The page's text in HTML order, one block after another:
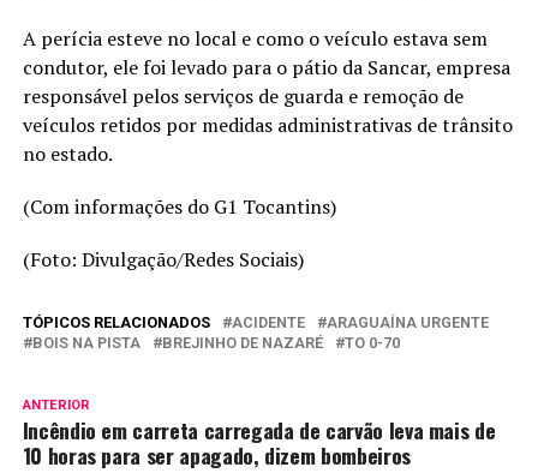
A perícia esteve no local e como o veículo estava sem
condutor, ele foi levado para o pátio da Sancar, empresa
responsável pelos serviços de guarda e remoção de
veículos retidos por medidas administrativas de trânsito
no estado.
(Com informações do G1 Tocantins)
(Foto: Divulgação/Redes Sociais)
TÓPICOS RELACIONADOS ACIDENTE
ARAGUAÍNA URGENTE
BOIS NA PISTA
BREJINHO DE NAZARÉ TO 0-70
ANTERIOR
Incêndio em carreta carregada de carvão leva mais de
10 horas para ser apagado, dizem bombeiros